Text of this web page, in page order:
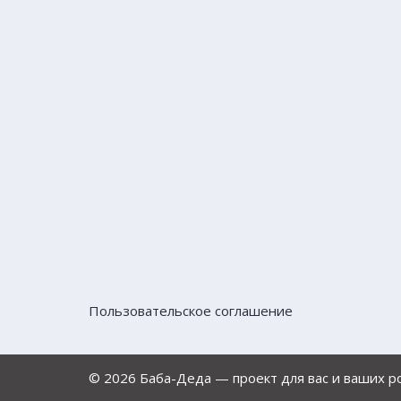
Пользовательское соглашение
© 2026 Баба-Деда — проект для вас и ваших